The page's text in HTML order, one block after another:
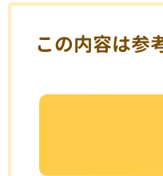
この内容は参